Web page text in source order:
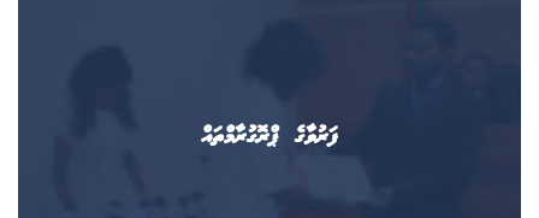
ފަރުވާގެ ޕްރޮގުރާމްތައް